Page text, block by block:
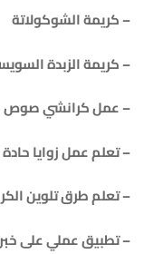
– كريمة الشوكولاتة
– كريمة الزبدة
– عمل كرانشي صوص
– تعلم عمل زوايا حادة
– تعلم طرق تلوين
– تطبيق عملي على